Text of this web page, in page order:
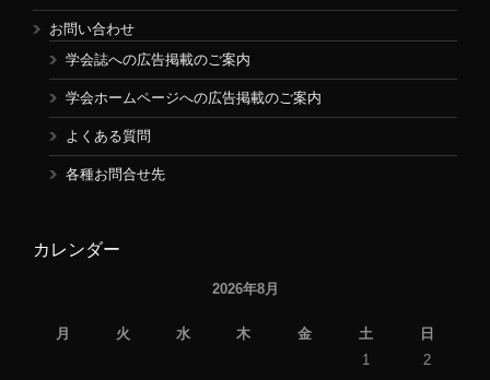
お問い合わせ
学会誌への広告掲載のご案内
学会ホームページへの広告掲載のご案内
よくある質問
各種お問合せ先
カレンダー
2026年8月
月 火 水 木 金 土
日
1
2